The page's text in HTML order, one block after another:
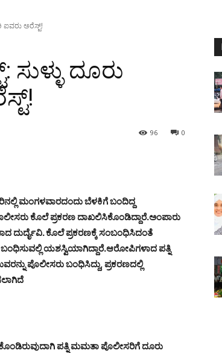
ಐವರು ಅರೆಸ್ಟ್!
ಸುಳ್ಳು ದೂರು
0
96
ಮಂಗಳವಾರದಂದು ಬೆಳಕಿಗೆ ಬಂದಿದ್ದ
ಕೊಲೆ ಪ್ರಕರಣ ದಾಖಲಿಸಿಕೊಂಡಿದ್ದಾರೆ.ಅಂಪಾರು
ಕೊಲೆ ಪ್ರಕರಣಕ್ಕೆ ಸಂಬಂಧಿಸಿದಂತೆ
ಯಶಸ್ವಿಯಾಗಿದ್ದಾರೆ.ಆರೋಪಿಗಳಾದ ಪತ್ನಿ
ಪೊಲೀಸರು ಬಂಧಿಸಿದ್ದು, ಪ್ರಕರಣದಲ್ಲಿ
ಪತ್ನಿ ಮಮತಾ ಪೊಲೀಸರಿಗೆ ದೂರು